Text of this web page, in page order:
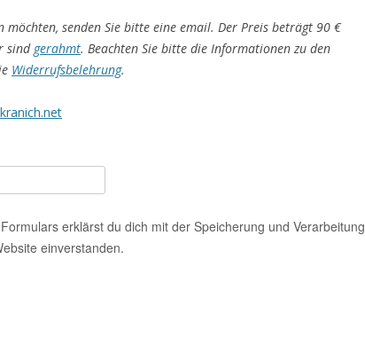
möchten, senden Sie bitte eine email. Der Preis beträgt 90 €
sind gerahmt. Beachten Sie bitte die Informationen zu den
Widerrufsbelehrung.
erklärst du dich mit der Speicherung und Verarbeitung
einverstanden.